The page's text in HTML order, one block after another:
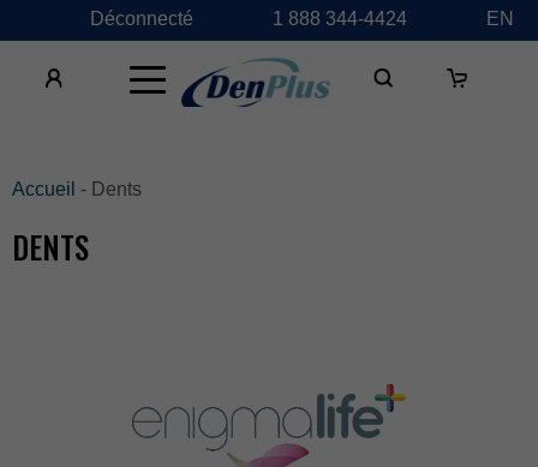
Déconnecté 1888344-4424 EN
×
Accueil -Dents
DENTS